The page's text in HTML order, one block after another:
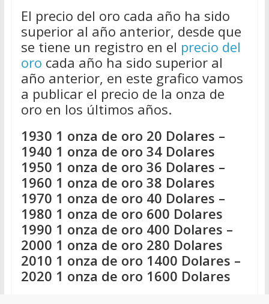
El precio del oro cada año ha sido
superior al año anterior, desde que
se tiene un registro en el precio del
oro cada año ha sido superior al
año anterior, en este grafico vamos
a publicar el precio de la onza de
oro en los últimos años.
1930 1 onza de oro 20 Dolares –
1940 1 onza de oro 34 Dolares
1950 1 onza de oro 36 Dolares –
1960 1 onza de oro 38 Dolares
1970 1 onza de oro 40 Dolares –
1980 1 onza de oro 600 Dolares
1990 1 onza de oro 400 Dolares –
2000 1 onza de oro 280 Dolares
2010 1 onza de oro 1400 Dolares –
2020 1 onza de oro 1600 Dolares